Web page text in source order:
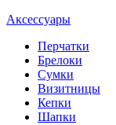
Аксессуары
Перчатки
Брелоки
Сумки
Визитницы
Кепки
Шапки